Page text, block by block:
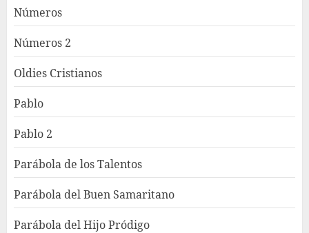
Números
Números 2
Oldies Cristianos
Pablo
Pablo 2
Parábola de los Talentos
Parábola del Buen Samaritano
Parábola del Hijo Pródigo